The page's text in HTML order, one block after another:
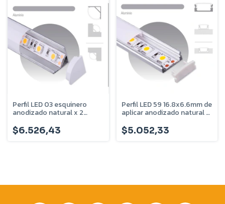
Perfil LED 03 esquinero
anodizado natural x 2
$6.526,43
Perfil LED 59 16.8x6.6mm de
aplicar anodizado natural x
$5.052,33